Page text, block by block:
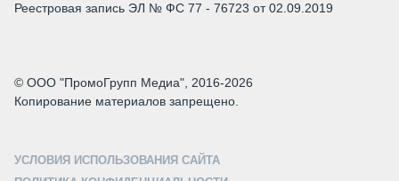
Реестровая запись ЭЛ № ФС 77 - 76723 от 02.09.2019
© ООО "ПромоГрупп Медиа", 2016-2026
Копирование материалов запрещено.
УСЛОВИЯ ИСПОЛЬЗОВАНИЯ САЙТА